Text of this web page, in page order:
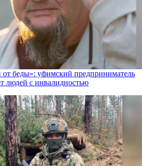
от беды»: уфимский предприниматель
людей с инвалидностью